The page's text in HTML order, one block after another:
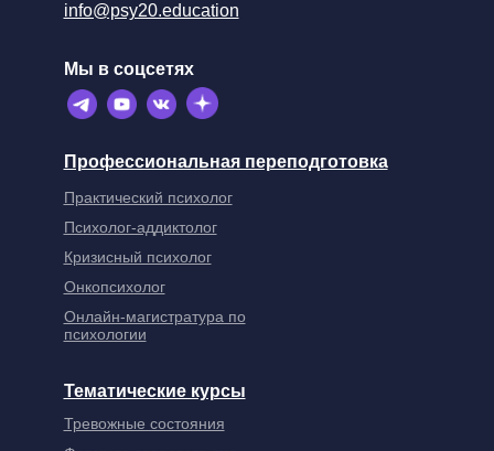
Профессиональная переподготовка
Практический психолог
Кризисный психолог
Психолог-аддиктолог
Мы в соцсетях
info@psy20.education
Тревожные состояния
Тематические курсы
Онкопсихолог
Онлайн-магистратура по
психологии